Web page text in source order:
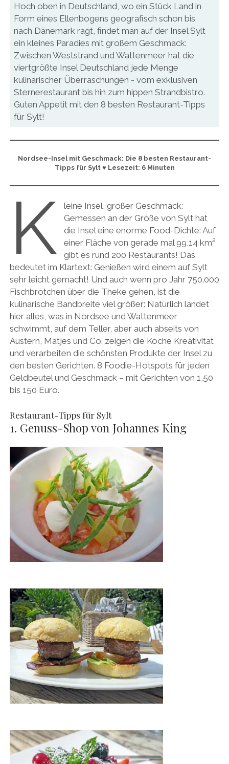
Hoch oben in Deutschland, wo ein Stück Land in
Form eines Ellenbogens geografisch schon bis
nach Dänemark ragt, findet man auf der Insel Sylt
ein kleines Paradies mit großem Geschmack:
Zwischen Weststrand und Wattenmeer hat die
viertgrößte Insel Deutschland jede Menge
kulinarischer Überraschungen - vom exklusiven
Sternerestaurant bis hin zum hippen Strandbistro.
Guten Appetit mit den 8 besten Restaurant-Tipps
für Sylt!
Nordsee-Insel mit Geschmack: Die 8 besten Restaurant-
Tipps für Sylt ♥ Lesezeit: 6 Minuten
K
leine Insel, großer Geschmack:
Gemessen an der Größe von Sylt hat
die Insel eine enorme Food-Dichte: Auf
einer Fläche von gerade mal 99,14 km²
gibt es rund 200 Restaurants! Das
bedeutet im Klartext: Genießen wird einem auf Sylt
sehr leicht gemacht! Und auch wenn pro Jahr 750.000
Fischbrötchen über die Theke gehen, ist die
kulinarische Bandbreite viel größer: Natürlich landet
hier alles, was in Nordsee und Wattenmeer
schwimmt, auf dem Teller, aber auch abseits von
Austern, Matjes und Co. zeigen die Köche Kreativität
und verarbeiten die schönsten Produkte der Insel zu
den besten Gerichten. 8 Foodie-Hotspots für jeden
Geldbeutel und Geschmack – mit Gerichten von 1,50
bis 150 Euro.
Restaurant-Tipps für Sylt
1. Genuss-Shop von Johannes King